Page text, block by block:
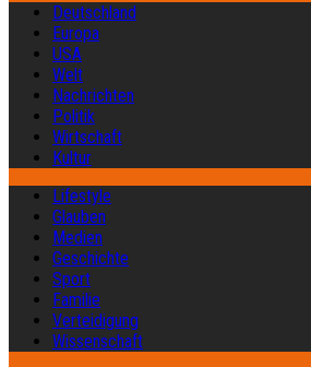
Deutschland
Europa
USA
Welt
Nachrichten
Politik
Wirtschaft
Kultur
Lifestyle
Glauben
Medien
Geschichte
Sport
Familie
Verteidigung
Wissenschaft